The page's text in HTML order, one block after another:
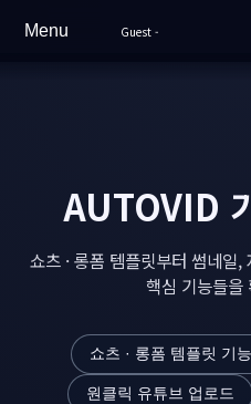
Menu
자주 묻는 질문
지원
Guest-
AUTOVID
쇼츠 · 롱폼 템플릿부터 썸네일
핵심 기능들을
쇼츠 · 롱폼 템플릿 기능
원클릭 유튜브 업로드